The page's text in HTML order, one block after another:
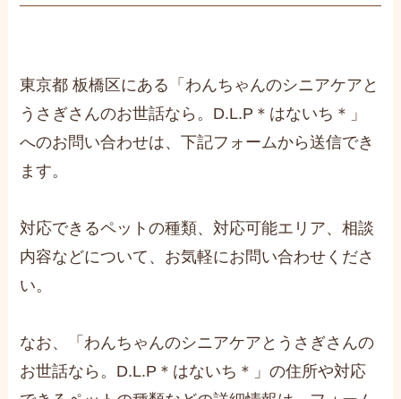
東京都 板橋区にある「わんちゃんのシニアケアと
うさぎさんのお世話なら。D.L.P＊はないち＊」
へのお問い合わせは、下記フォームから送信でき
ます。
対応できるペットの種類、対応可能エリア、相談
内容などについて、お気軽にお問い合わせくださ
い。
なお、「わんちゃんのシニアケアとうさぎさんの
お世話なら。D.L.P＊はないち＊」の住所や対応